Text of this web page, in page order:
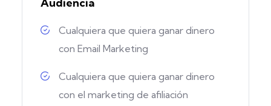
Cualquiera que quiera ganar dinero
con Email Marketing
Cualquiera que quiera ganar dinero
con el marketing de afiliación